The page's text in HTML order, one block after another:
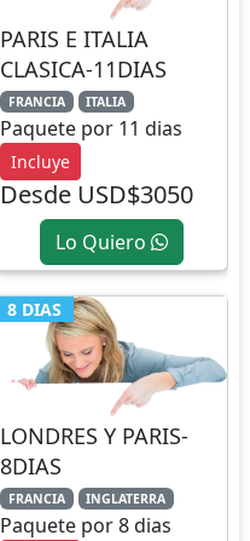
PARIS E ITALIA
CLASICA-11DIAS
FRANCIA ITALIA
Paquete por 11 dias
Incluye
Desde USD$3050
Lo Quiero
8 DIAS
LONDRES Y PARIS-
8DIAS
FRANCIA INGLATERRA
Paquete por 8 dias